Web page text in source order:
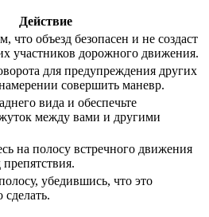
Действие
что объезд безопасен и не создаст
участников дорожного движения.
для предупреждения других
совершить маневр.
вида и обеспечьте
между вами и другими
на полосу встречного движения
убедившись, что это